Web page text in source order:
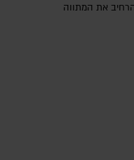
את המתווה